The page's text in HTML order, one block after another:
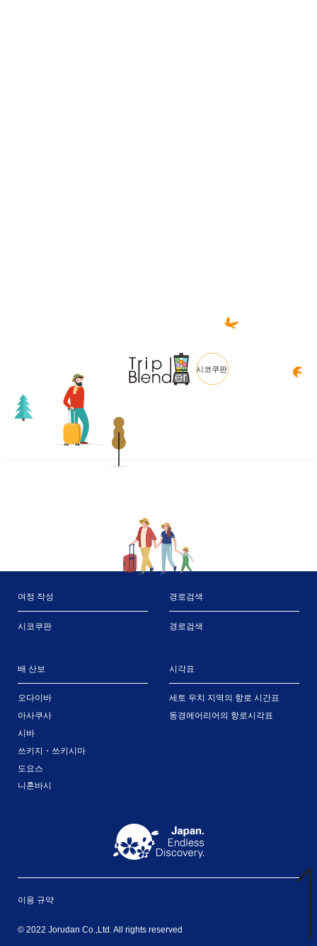
여정 작성
시코쿠판
경로검색
경로검색
배 산보
오다이바
아사쿠사
시바
쓰키지・쓰키시마
도요스
니혼바시
시각표
세토 우치 지역의 항로 시간표
동경에어리어의 항로시각표
이용 규약
© 2022 Jorudan Co.,Ltd. All rights reserved